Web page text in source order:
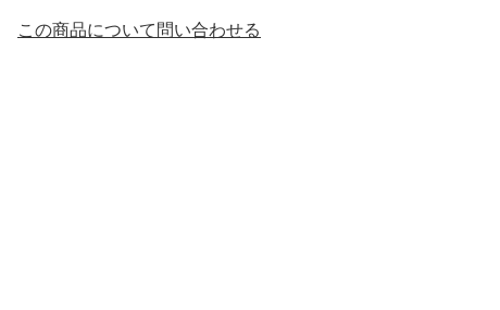
この商品について問い合わせる